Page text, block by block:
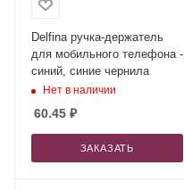
Delfina ручка-держатель
для мобильного телефона -
синий, синие чернила
Нет в наличии
60.45 ₽
ЗАКАЗАТЬ